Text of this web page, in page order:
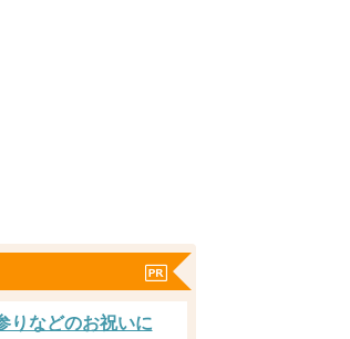
りなどのお祝いに